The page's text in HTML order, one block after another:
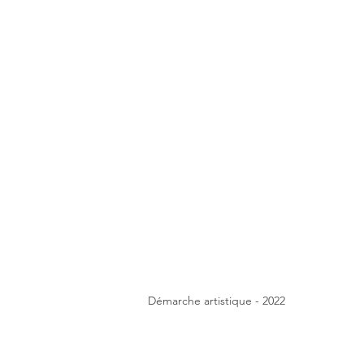
Démarche artistique - 2022